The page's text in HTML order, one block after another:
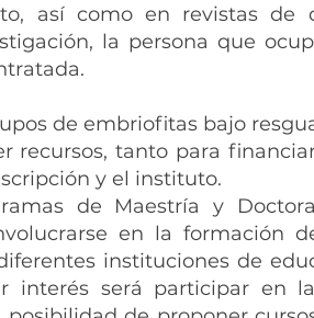
así como en revistas de
la persona que
de embriofitas bajo
recursos, tanto para
y el instituto.
de Maestría y
en la formación
instituciones de
interés será participar en